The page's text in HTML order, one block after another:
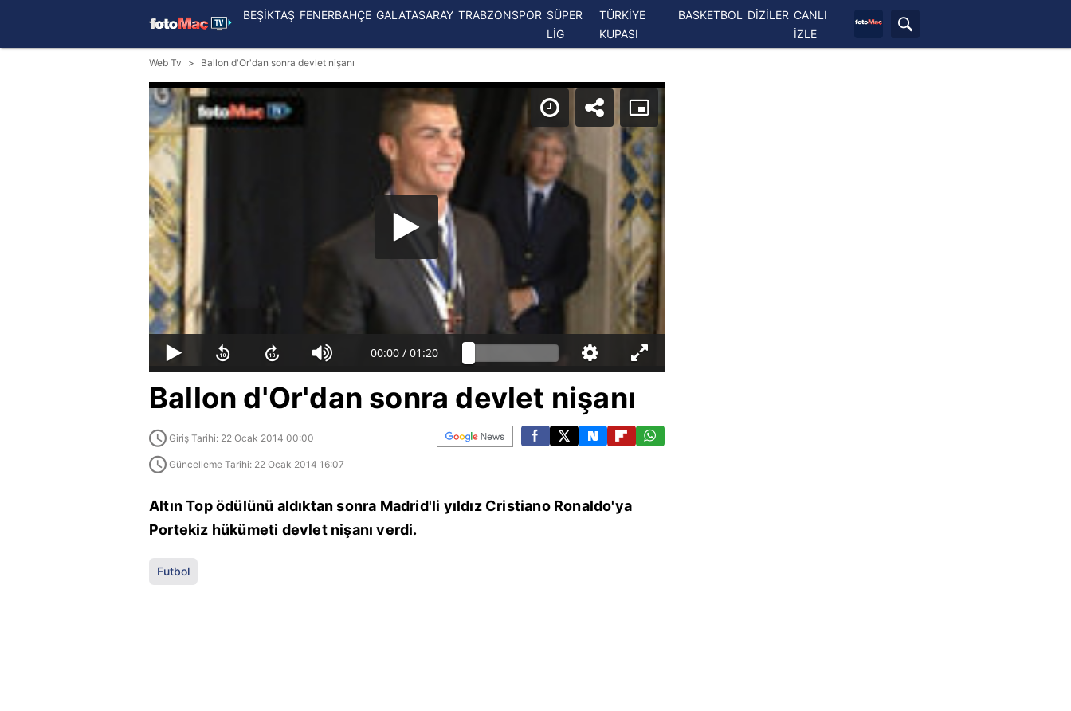
BEŞİKTAŞ FENERBAHÇE GALATASARAY TRABZONSPOR SÜPER
LİG
TÜRKİYE
KUPASI
BASKETBOL DİZİLER CANLI
İZLE
Web Tv Ballon d'Or'dan sonra devlet nişanı
00:00 / 01:20
Ballon d'Or'dan sonra devlet nişanı
Giriş Tarihi: 22 Ocak 2014 00:00
Güncelleme Tarihi: 22 Ocak 2014 16:07
Altın Top ödülünü aldıktan sonra Madrid'li yıldız Cristiano Ronaldo'ya
Portekiz hükümeti devlet nişanı verdi.
Futbol